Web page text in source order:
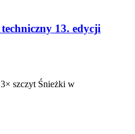
13. edycji
szczyt Śnieżki w